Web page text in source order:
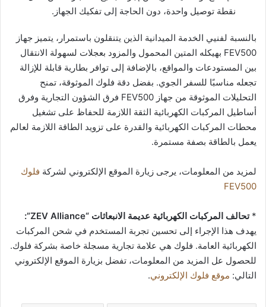
نقطة توصيل واحدة، دون الحاجة إلى تفكيك الجهاز.
بالنسبة لفنيي الخدمة الميدانية الذين يتنقلون باستمرار، يتميز جهاز
FEV500 بهيكله المتين المحمول والمزود بعجلات لسهولة الانتقال
بين المستودعات والمواقع، بالإضافة إلى توافر بطارية قابلة للإزالة
تجعله مناسبًا للسفر الجوي. بفضل دقة فلوك الموثوقة، تمنح
التحليلات الموثوقة من جهاز FEV500 فرق الشؤون التجارية وفرق
أساطيل المركبات الكهربائية الثقة اللازمة للحفاظ على تشغيل
محطات المركبات الكهربائية والقدرة على تزويد الطاقة اللازمة لعالم
يعمل بالطاقة بصفة مستمرة.
لمزيد من المعلومات، يرجى زيارة الموقع الإلكتروني لشركة فلوك
FEV500
*تحالف المركبات الكهربائية عديمة الانبعاثات “ZEV Alliance”:
يهدف هذا الإجراء إلى تحسين تجربة المستخدم في شحن المركبات
الكهربائية العامة. فلوك هي علامة تجارية مسجلة خاصة بشركة فلوك.
للحصول عل المزيد من المعلومات، تفضل بزيارة الموقع الإلكتروني
التالي: موقع فلوك الإلكتروني.